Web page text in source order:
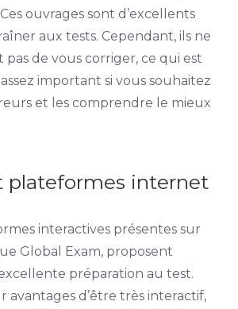
ouvrages sont d’excellents
aux tests. Cependant, ils ne
de vous corriger, ce qui est
important si vous souhaitez
et les comprendre le mieux
plateformes internet
interactives présentes sur
Global Exam, proposent
préparation au test.
avantages d’être très interactif,